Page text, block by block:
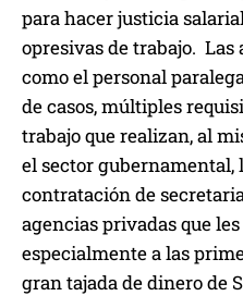
para hacer justicia
opresivas de trabajo. Las
como el personal
de casos, múltiples
trabajo que realizan, al
el sector gubernamental,
contratación de
agencias privadas que
especialmente a las
gran tajada de dinero de